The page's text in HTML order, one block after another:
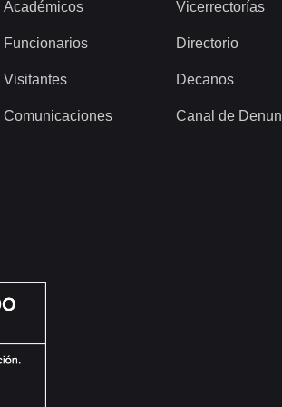
Académicos
Funcionarios
Visitantes
Comunicaciones
Vicerrectorías
Directorio
Decanos
Canal de